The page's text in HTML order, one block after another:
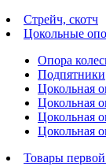
Стрейч, скотч
Цокольные
Опора
Подпятники
Цокольная
Цокольная
Цокольная
Цокольная
Товары